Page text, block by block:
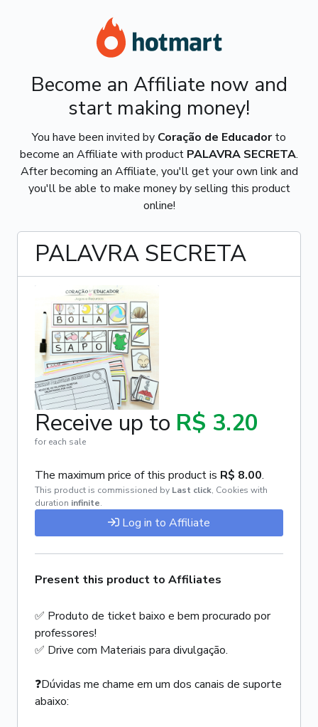
Become an Affiliate now and
start making money!
You have been invited by Coração de Educadorto
become an Affiliate with product PALAVRA SECRETA.
After becoming an Affiliate, you'll get your own link and
you'll be able to make money by selling this product
online!
PALAVRA SECRETA
Receive up to R$ 3.20
for each sale
The maximum price of this product is R$ 8.00.
This product is commissioned by Last click, Cookies with
duration infinite.
Log in to Affiliate
Present this product to Affiliates
✅ Produto de ticket baixo e bem procurado por
professores!
✅ Drive com Materiais para divulgação.
❓Dúvidas me chame em um dos canais de suporte
abaixo: